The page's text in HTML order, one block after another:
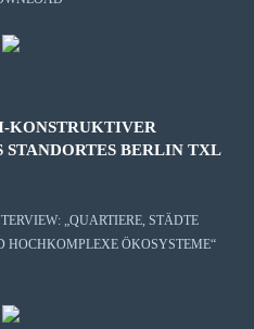
KONSTRUKTIVER
STANDORTES BERLIN TXL
„QUARTIERE, STÄDTE
HOCHKOMPLEXE ÖKOSYSTEME“